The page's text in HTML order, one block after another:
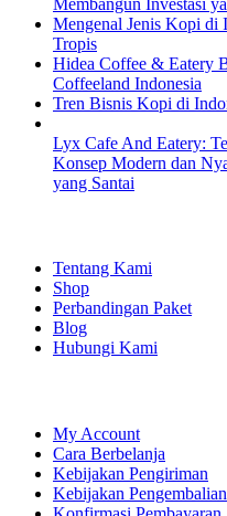
Membangun Investasi
Mengenal Jenis Kopi di
Tropis
Hidea Coffee & Eatery
Coffeeland Indonesia
Tren Bisnis Kopi di
Lyx Cafe And Eatery:
Konsep Modern dan
yang Santai
Tentang Kami
Shop
Perbandingan Paket
Blog
Hubungi Kami
My Account
Cara Berbelanja
Kebijakan Pengiriman
Kebijakan Pengembalian